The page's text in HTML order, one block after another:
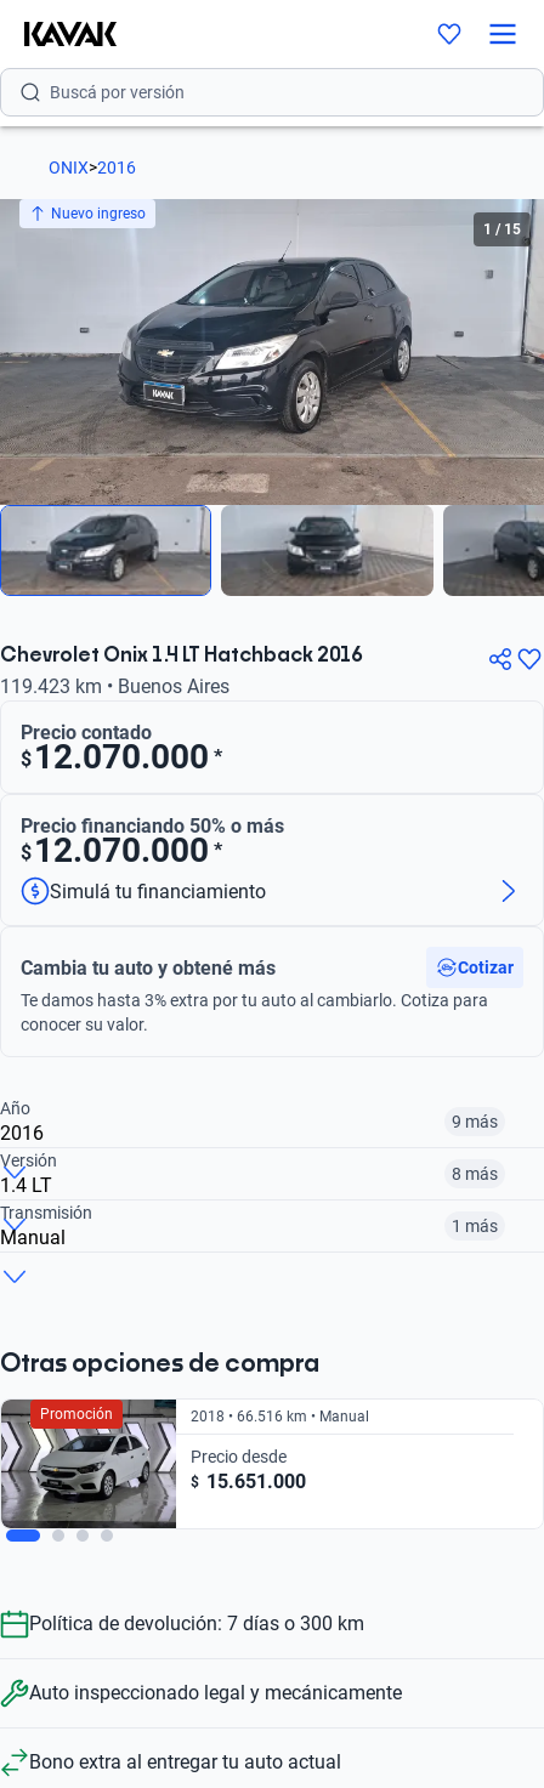
Buscá por versión
Buscá por año
Buscá por modelo
Buscá por año
ONIX>2016
Nuevo ingreso
1 / 15
Chevrolet Onix 1.4 LT Hatchback 2016
119.423 km • Buenos Aires
Precio contado
$ 12.070.000 *
Precio financiando 50% o más
$ 12.070.000 *
Simulá tu financiamiento
Cambia tu auto y obtené más
Cotizar
Te damos hasta 3% extra por tu auto al cambiarlo. Cotiza para
conocer su valor.
Año
2016 9 más
2015
$ 13.951.000
Versión
1.4 LT 8 más
1.4 LT
Transmisión
Manual 1 más
$ 13.951.000 $ 23.462.000
Otras opciones de compra
Promoción 2018 • 66.516 km • Manual
Precio desde
$ 15.651.000
Política de devolución: 7 días o 300 km
Auto inspeccionado legal y mecánicamente
Bono extra al entregar tu auto actual